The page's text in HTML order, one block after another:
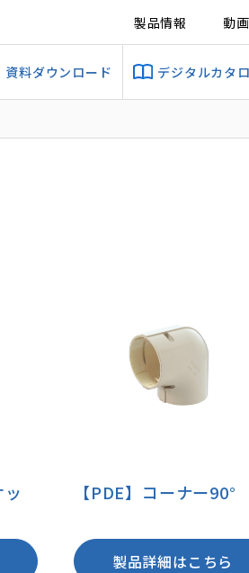
製品情報 動画
資料ダウンロード デジタルカタ
【PDE】コーナー90°
製品詳細はこちら